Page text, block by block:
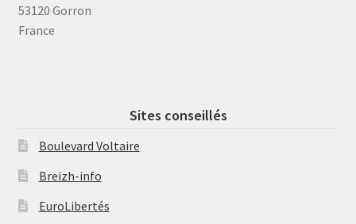
53120 Gorron
France
Sites conseillés
Boulevard Voltaire
Breizh-info
EuroLibertés